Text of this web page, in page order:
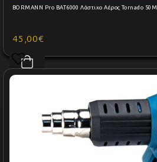
BORMANN Pro BAT6000 Λάστιχο Αέρος Tornado 50M
45,00€